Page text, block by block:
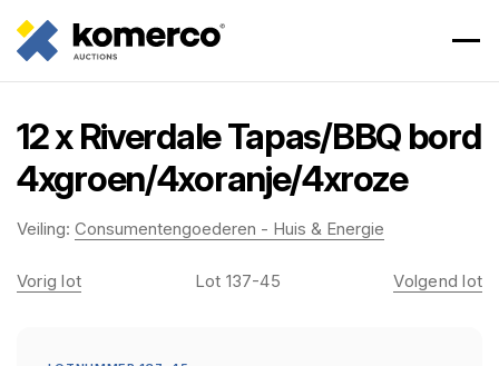
12 x Riverdale Tapas/BBQ bord
4xgroen/4xoranje/4xroze
Veiling: Consumentengoederen - Huis & Energie
Vorig lot Lot 137-45 Volgend lot